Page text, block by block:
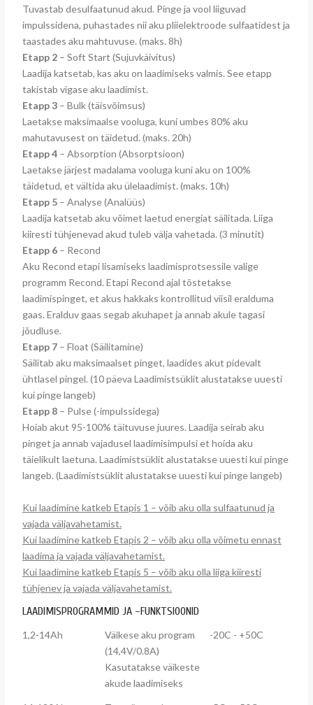
Tuvastab desulfaatunud akud. Pinge ja vool liiguvad
impulssidena, puhastades nii aku pliielektroode sulfaatidest ja
taastades aku mahtuvuse. (maks. 8h)
Etapp 2 – Soft Start (Sujuvkäivitus)
Laadija katsetab, kas aku on laadimiseks valmis. See etapp
takistab vigase aku laadimist.
Etapp 3 – Bulk (täisvõimsus)
Laetakse maksimaalse vooluga, kuni umbes 80% aku
mahutavusest on täidetud. (maks. 20h)
Etapp 4 – Absorption (Absorptsioon)
Laetakse järjest madalama vooluga kuni aku on 100%
täidetud, et vältida aku ülelaadimist. (maks. 10h)
Etapp 5 – Analyse (Analüüs)
Laadija katsetab aku võimet laetud energiat säilitada. Liiga
kiiresti tühjenevad akud tuleb välja vahetada. (3 minutit)
Etapp 6 – Recond
Aku Recond etapi lisamiseks laadimisprotsessile valige
programm Recond. Etapi Recond ajal tõstetakse
laadimispinget, et akus hakkaks kontrollitud viisil eralduma
gaas. Eralduv gaas segab akuhapet ja annab akule tagasi
jõudluse.
Etapp 7 – Float (Säilitamine)
Säilitab aku maksimaalset pinget, laadides akut pidevalt
ühtlasel pingel. (10 päeva Laadimistsüklit alustatakse uuesti
kui pinge langeb)
Etapp 8 – Pulse (-impulssidega)
Hoiab akut 95-100% täituvuse juures. Laadija seirab aku
pinget ja annab vajadusel laadimisimpulsi et hoida aku
täielikult laetuna. Laadimistsüklit alustatakse uuesti kui pinge
langeb. (Laadimistsüklit alustatakse uuesti kui pinge langeb)
Kui laadimine katkeb Etapis 1 – võib aku olla sulfaatunud ja
vajada väljavahetamist.
Kui laadimine katkeb Etapis 2 – võib aku olla võimetu ennast
laadima ja vajada väljavahetamist.
Kui laadimine katkeb Etapis 5 – võib aku olla liiga kiiresti
tühjenev ja vajada väljavahetamist.
LAADIMISPROGRAMMID JA –FUNKTSIOONID
1,2-14Ah
Väikese aku program
(14,4V/0.8A)
Kasutatakse väikeste
akude laadimiseks
-20C - +50C